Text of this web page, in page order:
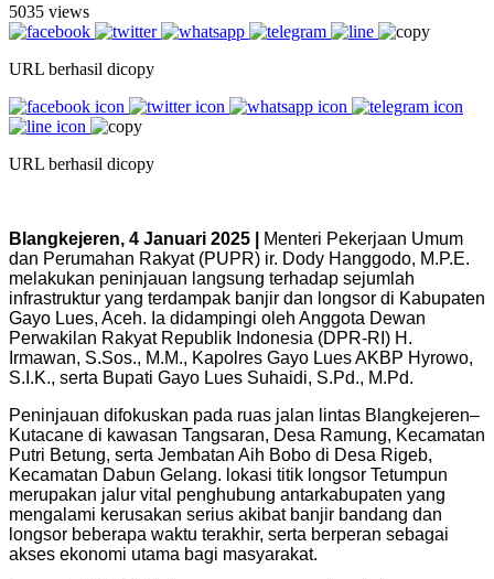
5035 views
URL berhasil dicopy
URL berhasil dicopy
Blangkejeren, 4 Januari 2025 |
Menteri Pekerjaan Umum
dan Perumahan Rakyat (PUPR) ir. Dody Hanggodo, M.P.E.
melakukan peninjauan langsung terhadap sejumlah
infrastruktur yang terdampak banjir dan longsor di Kabupaten
Gayo Lues, Aceh. Ia didampingi oleh Anggota Dewan
Perwakilan Rakyat Republik Indonesia (DPR-RI) H.
Irmawan, S.Sos., M.M., Kapolres Gayo Lues AKBP Hyrowo,
S.I.K., serta Bupati Gayo Lues Suhaidi, S.Pd., M.Pd.
Peninjauan difokuskan pada ruas jalan lintas Blangkejeren–
Kutacane di kawasan Tangsaran, Desa Ramung, Kecamatan
Putri Betung, serta Jembatan Aih Bobo di Desa Rigeb,
Kecamatan Dabun Gelang. lokasi titik longsor Tetumpun
merupakan jalur vital penghubung antarkabupaten yang
mengalami kerusakan serius akibat banjir bandang dan
longsor beberapa waktu terakhir, serta berperan sebagai
akses ekonomi utama bagi masyarakat.